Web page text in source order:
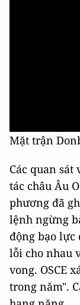
Mặt trận
Các quan
tác châu Âu
phương đã
lệnh ngừng
động bạo lực
lỗi cho nhau
vong. OSCE
trong năm".